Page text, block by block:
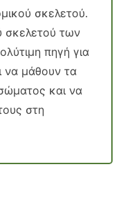
σκελετού.
σκελετού των
πηγή για
να μάθουν τα
και να
στη